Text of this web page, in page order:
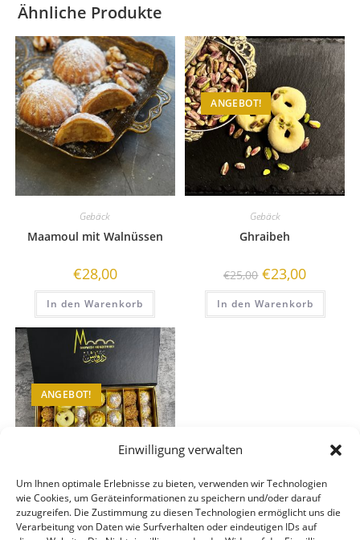
Einwilligung verwalten
Um Ihnen optimale Erlebnisse zu bieten, verwenden wir Technologien
wie Cookies, um Geräteinformationen zu speichern und/oder darauf
zuzugreifen. Die Zustimmung zu diesen Technologien ermöglicht uns die
Verarbeitung von Daten wie Surfverhalten oder eindeutigen IDs auf
Ähnliche Produkte
Gebäck
Maamoul mit Walnüssen
€28,00
In den Warenkorb
ANGEBOT!
Gebäck
Ghraibeh
€25,00 Ursprünglicher
Preis
war:
€25,00
€23,00Aktueller
ist:
€23,00.
In den Warenkorb
ANGEBOT!
Gebäck
Gebäck Mix